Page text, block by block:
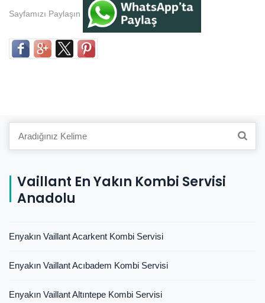
Sayfamızı Paylaşın
Vaillant En Yakın Kombi Servisi
Anadolu
Enyakın Vaillant Acarkent Kombi Servisi
Enyakın Vaillant Acıbadem Kombi Servisi
Enyakın Vaillant Altıntepe Kombi Servisi